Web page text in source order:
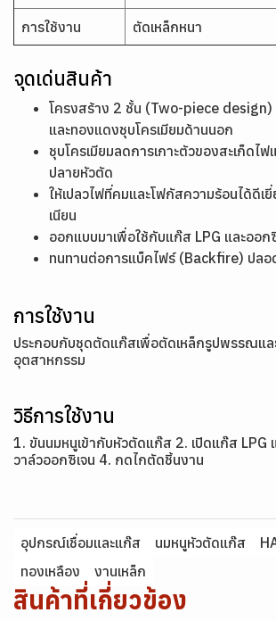
การใช้งาน ตัดเหล็กหนา
จุดเด่นสินค้า
โครงสร้าง 2 ชั้น (Two-piece design)
และทองแดงชุบโครเมียมด้านนอก
ชุบโครเมียมลดการเกาะตัวของสะเก็ดไ
ปลายหัวตัด
ให้เปลวไฟที่คมและโฟกัสความร้อนได้ดีเ
เนียน
ออกแบบมาเพื่อใช้กับแก๊ส LPG และออก
ทนทานต่อการแบ็คไฟร์ (Backfire) ปล
การใช้งาน
ประกอบกับชุดตัดแก๊สเพื่อตัดเหล็กรูปพรรณแล
อุตสาหกรรม
วิธีการใช้งาน
1. ขันนมหนูเข้ากับหัวตัดแก๊ส 2. เปิดแก๊ส LPG
วาล์วออกซิเจน 4. กดไกตัดชิ้นงาน
อุปกรณ์เชื่อมและแก๊ส นมหนูหัวตัดแก๊ส
ทองเหลือง
งานเหล็ก
สินค้าที่เกี่ยวข้อง